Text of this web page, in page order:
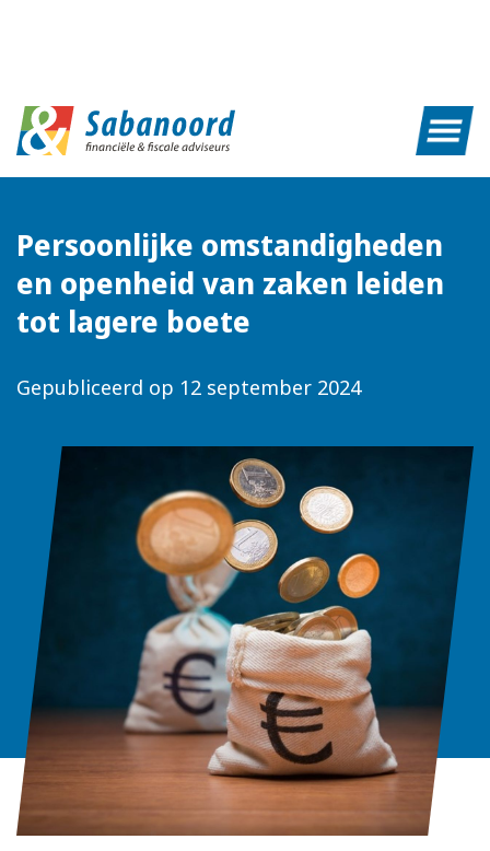
Persoonlijke omstandigheden
en openheid van zaken leiden
tot lagere boete
Gepubliceerd op 12 september 2024